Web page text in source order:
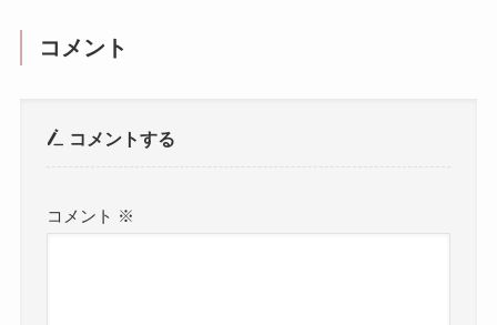
コメント
コメントする
コメント ※